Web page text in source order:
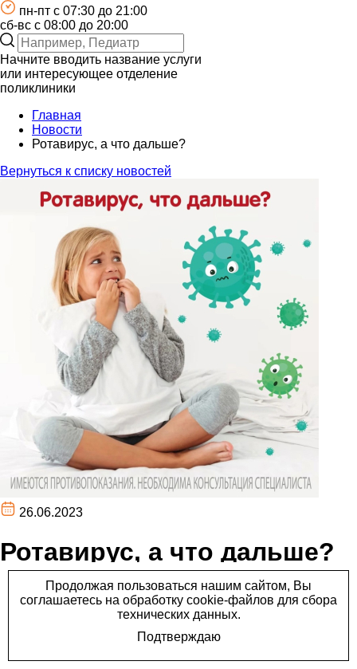
пн-пт c 07:30 до 21:00
сб-вс с 08:00 до 20:00
Начните вводить название услуги
или интересующее отделение
поликлиники
Главная
Новости
Ротавирус, а что дальше?
Вернуться к списку новостей
26.06.2023
Ротавирус, а что дальше?
Ротавирус, а что дальше?
Последствия ротавирусной инфекции могут